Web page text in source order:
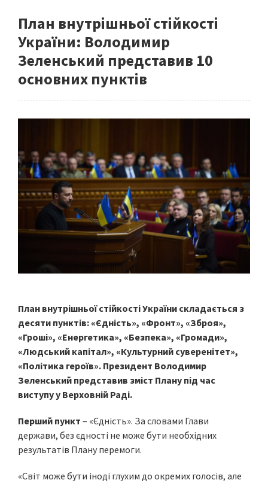
План внутрішньої стійкості
України: Володимир
Зеленський представив 10
основних пунктів
План внутрішньої стійкості України складається з
десяти пунктів: «Єдність», «Фронт», «Зброя»,
«Гроші», «Енергетика», «Безпека», «Громади»,
«Людський капітал», «Культурний суверенітет»,
«Політика героїв». Президент Володимир
Зеленський представив зміст Плану під час
виступу у Верховній Раді.
Перший пункт – «Єдність». За словами Глави
держави, без єдності не може бути необхідних
результатів Плану перемоги.
«Світ може бути іноді глухим до окремих голосів, але